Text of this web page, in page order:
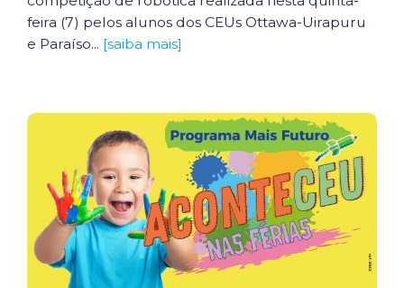
feira (7) pelos alunos dos CEUs Ottawa-Uirapuru
e Paraíso... [saiba mais]